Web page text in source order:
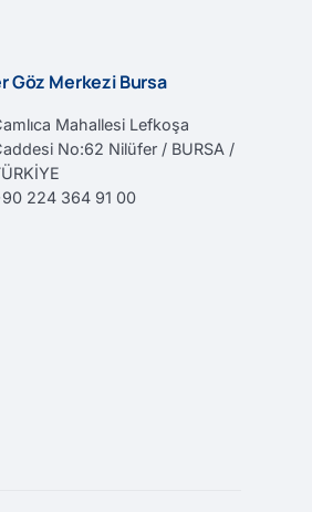
Göz Merkezi Bursa
Mahallesi Lefkoşa
No:62 Nilüfer / BURSA /
224 364 91 00